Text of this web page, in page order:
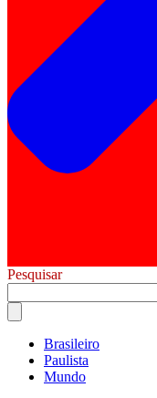
Pesquisar
Brasileiro
Paulista
Mundo